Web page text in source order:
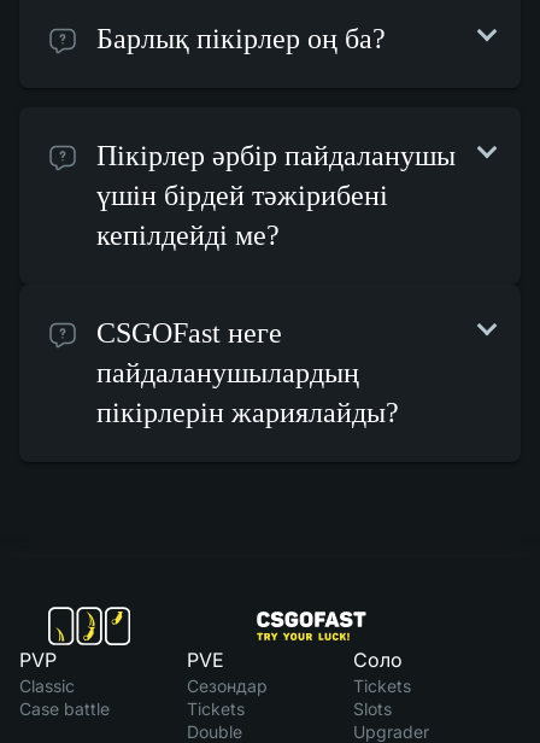
Барлық пікірлер оң ба?
Пікірлер әрбір пайдаланушы
үшін бірдей тәжірибені
кепілдейді ме?
CSGOFast неге
пайдаланушылардың
пікірлерін жариялайды?
PVP
Classic
Case battle
PVE
Сезондар
Tickets
Double
Соло
Tickets
Slots
Upgrader